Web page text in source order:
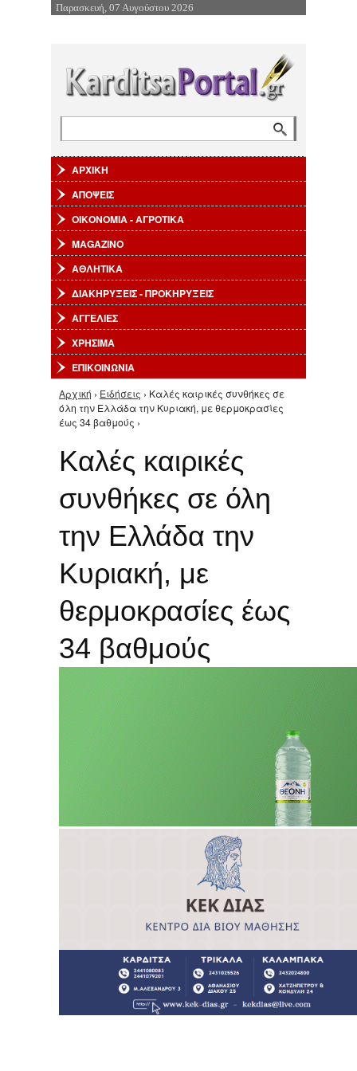
Επιστροφή στην Πλοήγηση
Παρασκευή, 07 Αυγούστου 2026
ΑΡΧΙΚΗ
ΑΠΟΨΕΙΣ
ΟΙΚΟΝΟΜΙΑ - ΑΓΡΟΤΙΚΑ
MAGAZINO
ΑΘΛΗΤΙΚΑ
ΔΙΑΚΗΡΥΞΕΙΣ - ΠΡΟΚΗΡΥΞΕΙΣ
ΑΓΓΕΛΙΕΣ
ΧΡΗΣΙΜΑ
ΕΠΙΚΟΙΝΩΝΙΑ
Είστε εδώ
Αρχική › Ειδήσεις › Καλές καιρικές συνθήκες σε
όλη την Ελλάδα την Κυριακή, με θερμοκρασίες
έως 34 βαθμούς ›
Καλές καιρικές
συνθήκες σε όλη
την Ελλάδα την
Κυριακή, με
θερμοκρασίες έως
34 βαθμούς